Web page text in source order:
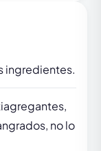
ingredientes.
no lo